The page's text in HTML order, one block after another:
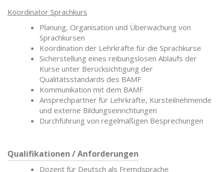
Koordinator Sprachkurs
Planung, Organisation und Überwachung von
Sprachkursen
Koordination der Lehrkräfte für die Sprachkurse
Sicherstellung eines reibungslosen Ablaufs der
Kurse unter Berücksichtigung der
Qualitätsstandards des BAMF
Kommunikation mit dem BAMF
Ansprechpartner für Lehrkräfte, Kursteilnehmende
und externe Bildungseinrichtungen
Durchführung von regelmäßigen Besprechungen
Qualifikationen / Anforderungen
Dozent für Deutsch als Fremdsprache